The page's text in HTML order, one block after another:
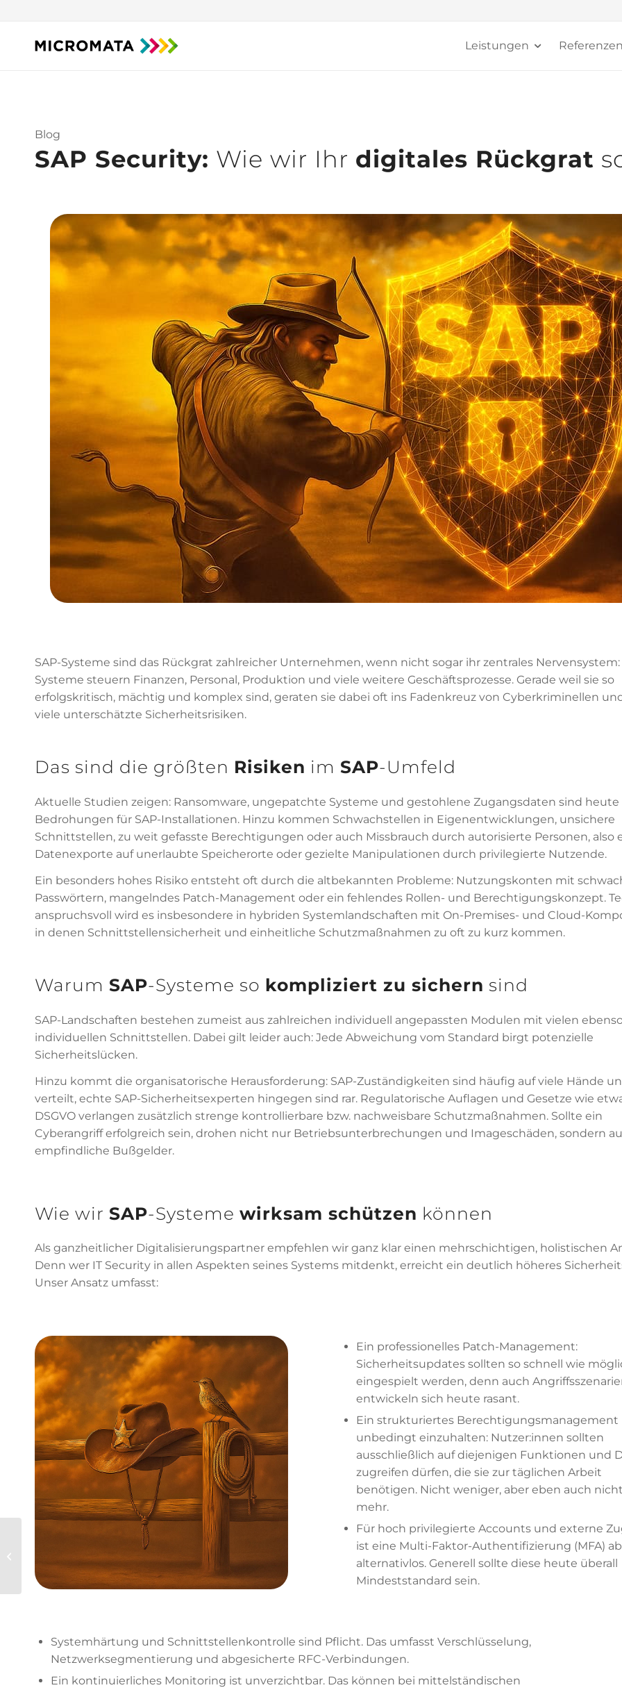
Leistungen
Blog
SAP Security: Wie wir Ihr digitales Rückgrat
SAP-Systeme sind das Rückgrat zahlreicher Unternehmen, wenn nicht sogar ihr zentrales Nervensystem:
Systeme steuern Finanzen, Personal, Produktion und viele weitere Geschäftsprozesse. Gerade weil sie so
erfolgskritisch, mächtig und komplex sind, geraten sie dabei oft ins Fadenkreuz von Cyberkriminellen
viele unterschätzte Sicherheitsrisiken.
Das sind die größten Risiken im SAP-Umfeld
Aktuelle Studien zeigen: Ransomware, ungepatchte Systeme und gestohlene Zugangsdaten sind heute
Bedrohungen für SAP-Installationen. Hinzu kommen Schwachstellen in Eigenentwicklungen, unsichere
Schnittstellen, zu weit gefasste Berechtigungen oder auch Missbrauch durch autorisierte Personen, also
Datenexporte auf unerlaubte Speicherorte oder gezielte Manipulationen durch privilegierte Nutzende.
Ein besonders hohes Risiko entsteht oft durch die altbekannten Probleme: Nutzungskonten mit
Passwörtern, mangelndes Patch-Management oder ein fehlendes Rollen- und Berechtigungskonzept.
anspruchsvoll wird es insbesondere in hybriden Systemlandschaften mit On-Premises- und Cloud-
in denen Schnittstellensicherheit und einheitliche Schutzmaßnahmen zu oft zu kurz kommen.
Warum SAP-Systeme so kompliziert zu sichern sind
SAP-Landschaften bestehen zumeist aus zahlreichen individuell angepassten Modulen mit vielen
individuellen Schnittstellen. Dabei gilt leider auch: Jede Abweichung vom Standard birgt potenzielle
Sicherheitslücken.
Hinzu kommt die organisatorische Herausforderung: SAP-Zuständigkeiten sind häufig auf viele Hände
verteilt, echte SAP-Sicherheitsexperten hingegen sind rar. Regulatorische Auflagen und Gesetze wie
DSGVO verlangen zusätzlich strenge kontrollierbare bzw. nachweisbare Schutzmaßnahmen. Sollte ein
Cyberangriff erfolgreich sein, drohen nicht nur Betriebsunterbrechungen und Imageschäden, sondern
empfindliche Bußgelder.
Wie wir SAP-Systeme wirksam schützen können
Als ganzheitlicher Digitalisierungspartner empfehlen wir ganz klar einen mehrschichtigen, holistischen
Denn wer IT Security in allen Aspekten seines Systems mitdenkt, erreicht ein deutlich höheres
Unser Ansatz umfasst:
Ein professionelles Patch-Management:
Sicherheitsupdates sollten so schnell wie
eingespielt werden, denn auch
entwickeln sich heute rasant.
Ein strukturiertes Berechtigungsmanagement
unbedingt einzuhalten: Nutzer:innen sollten
ausschließlich auf diejenigen Funktionen und
zugreifen dürfen, die sie zur täglichen Arbeit
benötigen. Nicht weniger, aber eben auch
mehr.
Für hoch privilegierte Accounts und externe
ist eine Multi-Faktor-Authentifizierung (MFA)
alternativlos. Generell sollte diese heute überall
Mindeststandard sein.
Systemhärtung und Schnittstellenkontrolle sind Pflicht. Das umfasst Verschlüsselung,
Netzwerksegmentierung und abgesicherte RFC-Verbindungen.
Ein kontinuierliches Monitoring ist unverzichtbar. Das können bei mittelständischen
Management